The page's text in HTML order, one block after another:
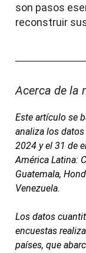
son pasos
reconstruir
Acerca de la
Este artículo se
analiza los
2024 y el 31 de
América Latina:
Guatemala,
Venezuela.
Los datos
encuestas
países, que